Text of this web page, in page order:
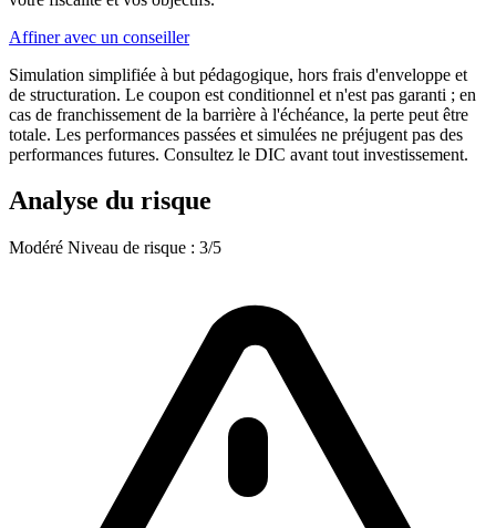
Affiner avec un conseiller
Simulation simplifiée à but pédagogique, hors frais d'enveloppe et
de structuration. Le coupon est conditionnel et n'est pas garanti ; en
cas de franchissement de la barrière à l'échéance, la perte peut être
totale. Les performances passées et simulées ne préjugent pas des
performances futures. Consultez le DIC avant tout investissement.
Analyse du risque
Modéré Niveau de risque : 3/5